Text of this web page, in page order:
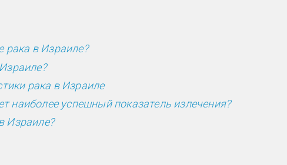
в Израиле?
рака в Израиле
наиболее успешный показатель излечения?
Израиле?